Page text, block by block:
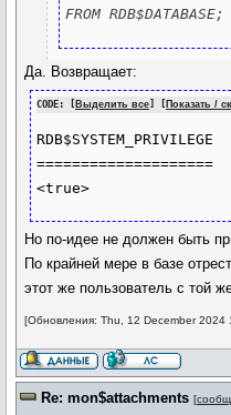
FROM RDB$DATABASE;
Да. Возвращает:
CODE: [ Выделить все Показать /
RDB$SYSTEM_PRIVILEGE
====================
Но по-идее не должен быть
По крайней мере в базе
этот же пользователь с той
[Обновления: Thu, 12 December 2024
Re: mon$attachments [